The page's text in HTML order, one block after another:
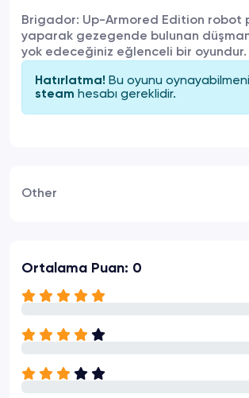
Brigador: Up-Armored Edition robot
yaparak gezegende bulunan
yok edeceğiniz eğlenceli bir oyundur.
Hatırlatma! Bu oyunu
steam hesabı gereklidir.
Other
Ortalama Puan: 0